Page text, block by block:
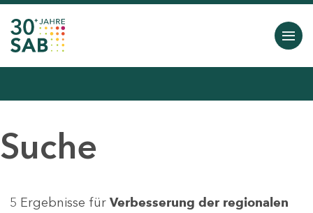
Suche
5 Ergebnisse für Verbesserung der regionalen